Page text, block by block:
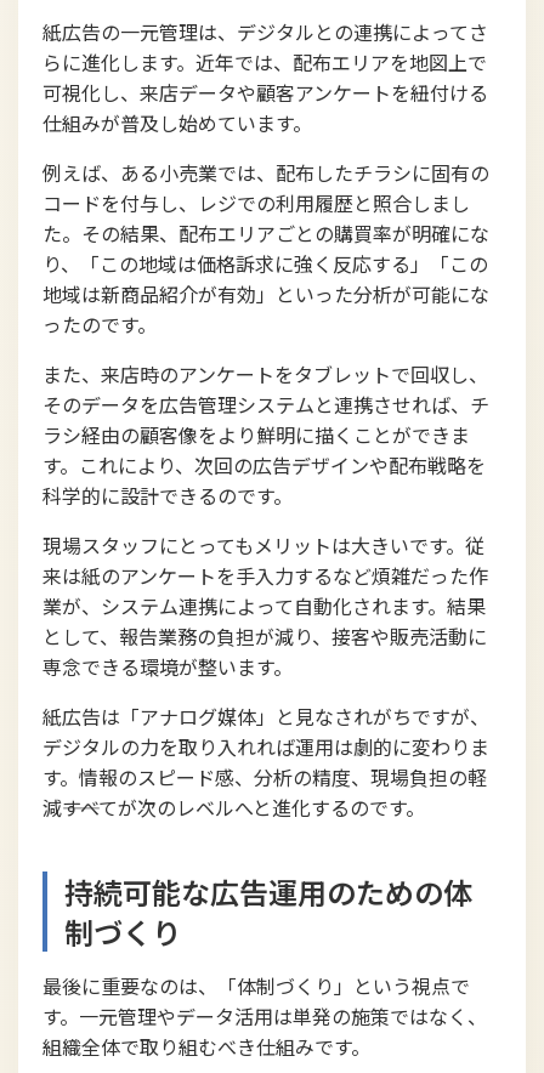
紙広告の一元管理は、デジタルとの連携によってさ
らに進化します。近年では、配布エリアを地図上で
可視化し、来店データや顧客アンケートを紐付ける
仕組みが普及し始めています。
例えば、ある小売業では、配布したチラシに固有の
コードを付与し、レジでの利用履歴と照合しまし
た。その結果、配布エリアごとの購買率が明確にな
り、「この地域は価格訴求に強く反応する」「この
地域は新商品紹介が有効」といった分析が可能にな
ったのです。
また、来店時のアンケートをタブレットで回収し、
そのデータを広告管理システムと連携させれば、チ
ラシ経由の顧客像をより鮮明に描くことができま
す。これにより、次回の広告デザインや配布戦略を
科学的に設計できるのです。
現場スタッフにとってもメリットは大きいです。従
来は紙のアンケートを手入力するなど煩雑だった作
業が、システム連携によって自動化されます。結果
として、報告業務の負担が減り、接客や販売活動に
専念できる環境が整います。
紙広告は「アナログ媒体」と見なされがちですが、
デジタルの力を取り入れれば運用は劇的に変わりま
す。情報のスピード感、分析の精度、現場負担の軽
減――すべてが次のレベルへと進化するのです。
持続可能な広告運用のための体
制づくり
最後に重要なのは、「体制づくり」という視点で
す。一元管理やデータ活用は単発の施策ではなく、
組織全体で取り組むべき仕組みです。